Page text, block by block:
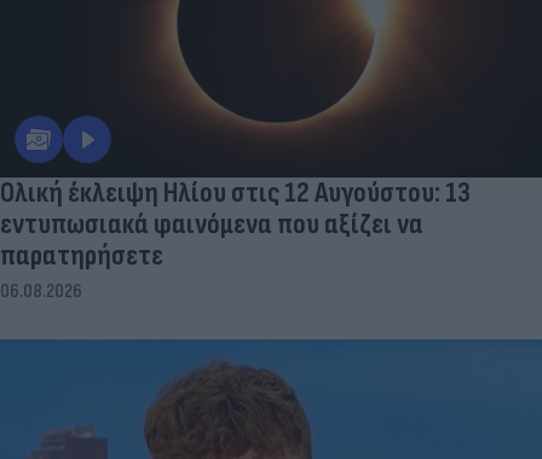
Ολική έκλειψη Ηλίου στις 12 Αυγούστου: 13
εντυπωσιακά φαινόμενα που αξίζει να
παρατηρήσετε
06.08.2026